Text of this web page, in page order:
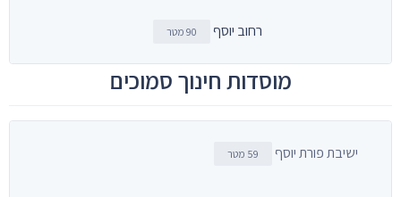
רחוב יוסף 90 מטר
מוסדות חינוך סמוכים
ישיבת פורת יוסף 59 מטר